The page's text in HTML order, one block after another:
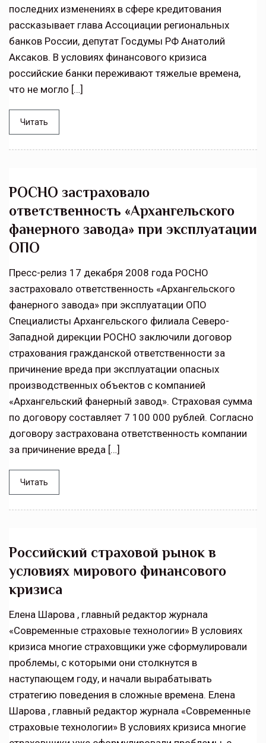
последних изменениях в сфере кредитования
рассказывает глава Ассоциации региональных
банков России, депутат Госдумы РФ Анатолий
Аксаков. В условиях финансового кризиса
российские банки переживают тяжелые времена,
что не могло […]
Читать
РОСНО застраховало
ответственность «Архангельского
фанерного завода» при эксплуатации
ОПО
Пресс-релиз 17 декабря 2008 года РОСНО
застраховало ответственность «Архангельского
фанерного завода» при эксплуатации ОПО
Специалисты Архангельского филиала Северо-
Западной дирекции РОСНО заключили договор
страхования гражданской ответственности за
причинение вреда при эксплуатации опасных
производственных объектов с компанией
«Архангельский фанерный завод». Страховая сумма
по договору составляет 7 100 000 рублей. Согласно
договору застрахована ответственность компании
за причинение вреда […]
Читать
Российский страховой рынок в
условиях мирового финансового
кризиса
Елена Шарова , главный редактор журнала
«Современные страховые технологии» В условиях
кризиса многие страховщики уже сформулировали
проблемы, с которыми они столкнутся в
наступающем году, и начали вырабатывать
стратегию поведения в сложные времена. Елена
Шарова , главный редактор журнала «Современные
страховые технологии» В условиях кризиса многие